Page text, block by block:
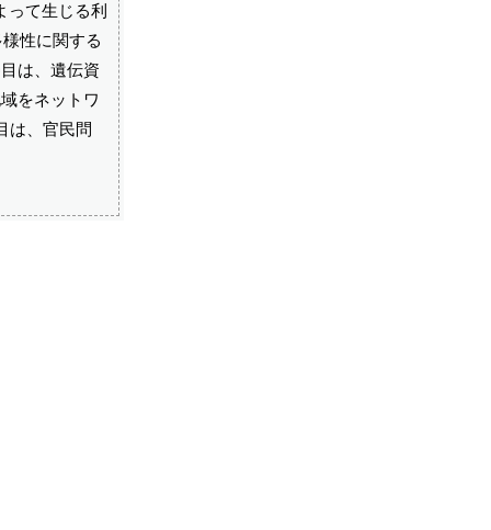
て生じる利
性に関する
は、遺伝資
をネットワ
は、官民問